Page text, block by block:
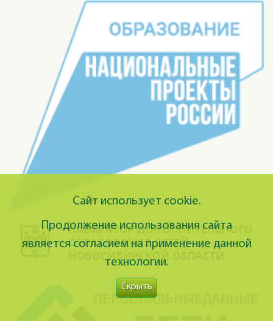
Сайт использует cookie.
Продолжение использования сайта
является согласием на применение данной
технологии.
Скрыть